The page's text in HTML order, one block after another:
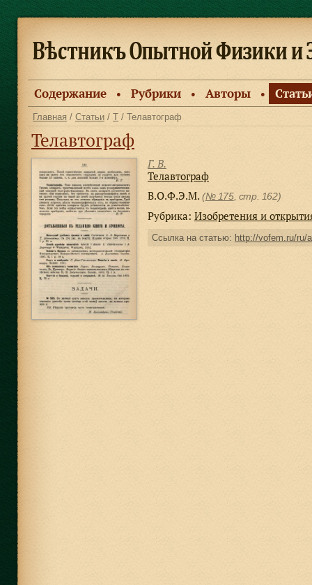
Содержание ● Рубрики ● Авторы ●
Главная / Статьи / Т / Телавтограф
Телавтограф
Г. В.
Телавтограф
В.О.Ф.Э.М. (№ 175, стр. 162)
Рубрика: Изобретения и
Ссылка на статью: http://vofem.ru/ru/